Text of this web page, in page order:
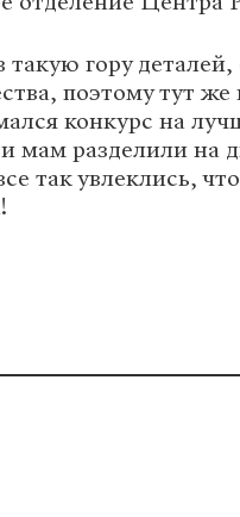
такую гору
поэтому тут
конкурс на
мам разделили на
так увлеклись,